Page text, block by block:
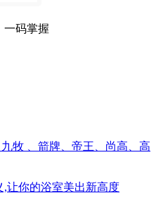
一码掌握
牧 、箭牌、帝王、尚高、高
让你的浴室美出新高度